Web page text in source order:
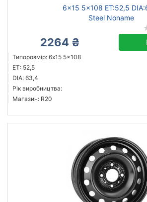
6x15 5x108 ET:52,5
Steel Noname
2264 ₴
Типорозмір: 6x15 5x108
ET: 52,5
DIA: 63,4
Рік виробництва:
Магазин: R20